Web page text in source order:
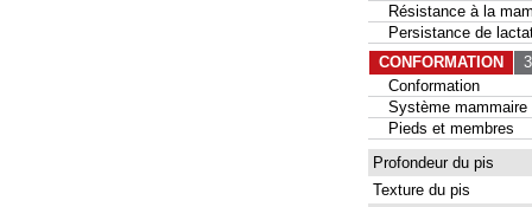
Résistance à la
Persistance de
CONFORMATION
Conformation
Système mammaire
Pieds et membres
Profondeur du pis
Texture du pis